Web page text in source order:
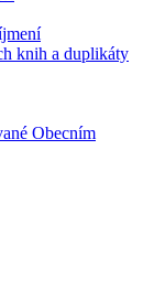
knih a duplikáty
Obecním